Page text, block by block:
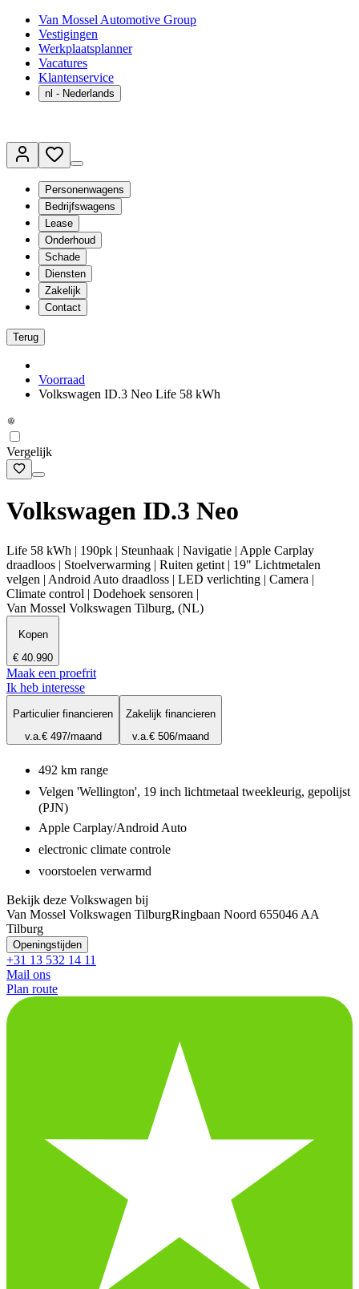
Van Mossel Automotive Group
Vestigingen
Werkplaatsplanner
Vacatures
Klantenservice
nl - Nederlands
Personenwagens
Bedrijfswagens
Lease
Onderhoud
Schade
Diensten
Zakelijk
Contact
Terug
Voorraad
Volkswagen ID.3 Neo Life 58 kWh
Vergelijk
Volkswagen ID.3 Neo
Life 58 kWh | 190pk | Steunhaak | Navigatie | Apple Carplay
draadloos | Stoelverwarming | Ruiten getint | 19" Lichtmetalen
velgen | Android Auto draadloss | LED verlichting | Camera |
Climate control | Dodehoek sensoren |
Van Mossel Volkswagen Tilburg, (NL)
Kopen
€ 40.990
Maak een proefrit
Ik heb interesse
Particulier financieren
v.a.€ 497/maand
Zakelijk financieren
v.a.€ 506/maand
492 km range
Velgen 'Wellington', 19 inch lichtmetaal tweekleurig, gepolijst
(PJN)
Apple Carplay/Android Auto
electronic climate controle
voorstoelen verwarmd
Bekijk deze Volkswagen bij
Van Mossel Volkswagen TilburgRingbaan Noord 655046 AA
Tilburg
Openingstijden
+31 13 532 14 11
Mail ons
Plan route